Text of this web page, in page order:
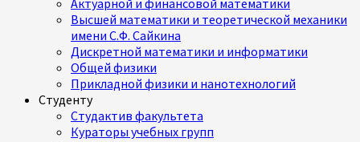
Актуарной и финансовой математики
Высшей математики и теоретической механики
имени С.Ф. Сайкина
Дискретной математики и информатики
Общей физики
Прикладной физики и нанотехнологий
Студенту
Студактив факультета
Кураторы учебных групп